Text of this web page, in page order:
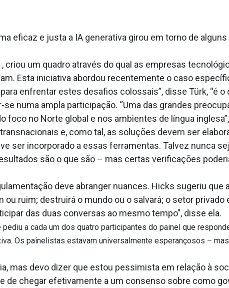
eficaz e justa a IA generativa girou em torno de
criou um quadro através do qual as empresas
Esta iniciativa abordou recentemente o caso
enfrentar estes desafios colossais”, disse Türk, “é
numa ampla participação. “Uma das grandes
foco no Norte global e nos ambientes de língua
e, como tal, as soluções devem ser
ser incorporado a essas ferramentas. Talvez nunca
são o que são – mas certas verificações
deve abranger nuances. Hicks sugeriu que
ruim; destruirá o mundo ou o salvará; o setor privado
das duas conversas ao mesmo tempo”, disse ela.
pediu a cada um dos quatro participantes do painel que
Os painelistas estavam universalmente esperançosos –
mas devo dizer que estou pessimista em relação à
de chegar efetivamente a um consenso sobre como